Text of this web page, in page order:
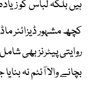
ہیں بلکہ لباس کو
کچھ مشہور ڈیزائنر
روایتی پیٹرنز بھی
بچانے والا آئٹم نہ